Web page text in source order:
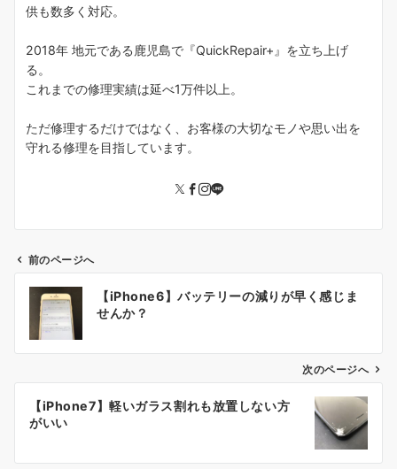
供も数多く対応。
2018年 地元である鹿児島で『QuickRepair+』を立ち上げ
る。
これまでの修理実績は延べ1万件以上。
ただ修理するだけではなく、お客様の大切なモノや思い出を
守れる修理を目指しています。
ン
前のページへ
【iPhone6】バッテリーの減りが早く感じま
せんか？
次のページへ
【iPhone7】軽いガラス割れも放置しない方
がいい